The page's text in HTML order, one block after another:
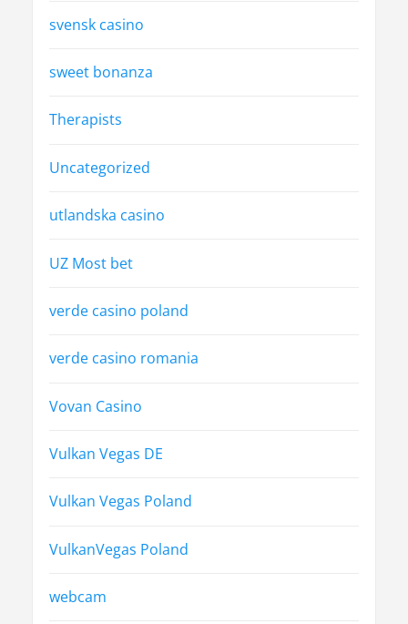
svensk casino
sweet bonanza
Therapists
Uncategorized
utlandska casino
UZ Most bet
verde casino poland
verde casino romania
Vovan Casino
Vulkan Vegas DE
Vulkan Vegas Poland
VulkanVegas Poland
webcam